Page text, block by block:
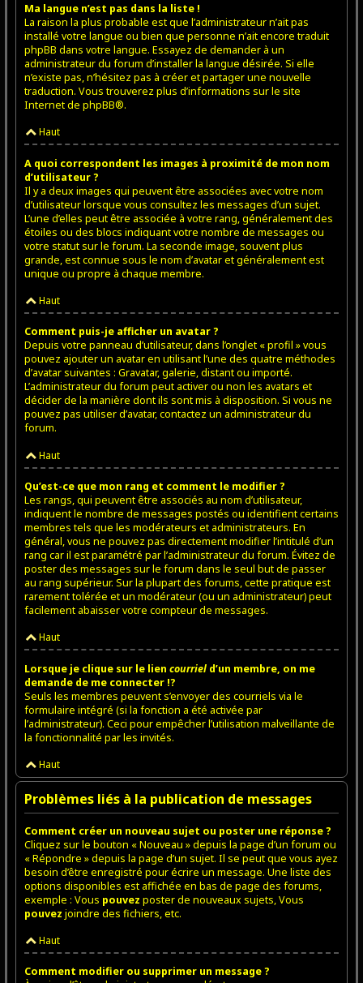
Ma langue n’est pas dans la liste !
La raison la plus probable est que l’administrateur n’ait pas
installé votre langue ou bien que personne n’ait encore traduit
phpBB dans votre langue. Essayez de demander à un
administrateur du forum d’installer la langue désirée. Si elle
n’existe pas, n’hésitez pas à créer et partager une nouvelle
traduction. Vous trouverez plus d’informations sur le site
Internet de phpBB®.
Haut
A quoi correspondent les images à proximité de mon nom
d’utilisateur ?
Il y a deux images qui peuvent être associées avec votre nom
d’utilisateur lorsque vous consultez les messages d’un sujet.
L’une d’elles peut être associée à votre rang, généralement des
étoiles ou des blocs indiquant votre nombre de messages ou
votre statut sur le forum. La seconde image, souvent plus
grande, est connue sous le nom d’avatar et généralement est
unique ou propre à chaque membre.
Haut
Comment puis-je afficher un avatar ?
Depuis votre panneau d’utilisateur, dans l’onglet « profil » vous
pouvez ajouter un avatar en utilisant l’une des quatre méthodes
d’avatar suivantes : Gravatar, galerie, distant ou importé.
L’administrateur du forum peut activer ou non les avatars et
décider de la manière dont ils sont mis à disposition. Si vous ne
pouvez pas utiliser d’avatar, contactez un administrateur du
forum.
Haut
Qu’est-ce que mon rang et comment le modifier ?
Les rangs, qui peuvent être associés au nom d’utilisateur,
indiquent le nombre de messages postés ou identifient certains
membres tels que les modérateurs et administrateurs. En
général, vous ne pouvez pas directement modifier l’intitulé d’un
rang car il est paramétré par l’administrateur du forum. Évitez de
poster des messages sur le forum dans le seul but de passer
au rang supérieur. Sur la plupart des forums, cette pratique est
rarement tolérée et un modérateur (ou un administrateur) peut
facilement abaisser votre compteur de messages.
Haut
Lorsque je clique sur le lien courriel d’un membre, on me
demande de me connecter !?
Seuls les membres peuvent s’envoyer des courriels via le
formulaire intégré (si la fonction a été activée par
l’administrateur). Ceci pour empêcher l’utilisation malveillante de
la fonctionnalité par les invités.
Haut
Problèmes liés à la publication de messages
Comment créer un nouveau sujet ou poster une réponse ?
Cliquez sur le bouton « Nouveau » depuis la page d’un forum ou
« Répondre » depuis la page d’un sujet. Il se peut que vous ayez
besoin d’être enregistré pour écrire un message. Une liste des
options disponibles est affichée en bas de page des forums,
exemple : Vous pouvez poster de nouveaux sujets, Vous
pouvez joindre des fichiers, etc.
Haut
Comment modifier ou supprimer un message ?